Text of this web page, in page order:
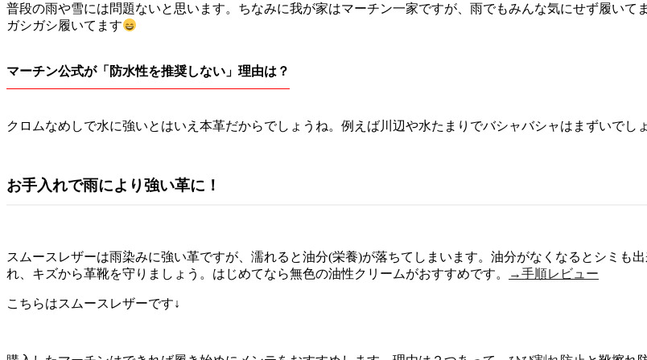
普段の雨や雪には問題ないと思います。ちなみに我が家はマーチン一家ですが、雨でもみんな気にせず履い
ガシガシ履いてます
マーチン公式が「防水性を推奨しない」理由は？
クロムなめしで水に強いとはいえ本革だからでしょうね。例えば川辺や水たまりでバシャバシャはまずいでし
お手入れで雨により強い革に！
スムースレザーは雨染みに強い革ですが、濡れると油分(栄養)が落ちてしまいます。油分がなくなるとシミも
れ、キズから革靴を守りましょう。はじめてなら無色の油性クリームがおすすめです。
→手順レビュー
こちらはスムースレザーです↓